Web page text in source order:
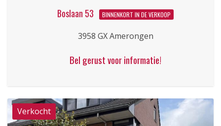
Boslaan 53 BINNENKORT IN DE VERKOOP
3958 GX Amerongen
Bel gerust voor informatie!